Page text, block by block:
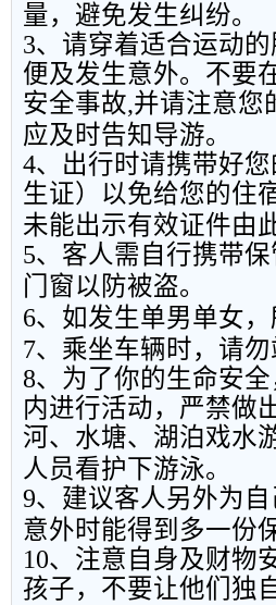
量，避免发生纠纷。
3、请穿着适合运动
便及发生意外。不要
安全事故,并请注意您
应及时告知导游。
4、出行时请携带好
生证）以免给您的住
未能出示有效证件由
5、客人需自行携带
门窗以防被盗。
6、如发生单男单女
7、乘坐车辆时，请
8、为了你的生命安
内进行活动，严禁做
河、水塘、湖泊戏水
人员看护下游泳。
9、建议客人另外为
意外时能得到多一份
10、注意自身及财物
孩子，不要让他们独